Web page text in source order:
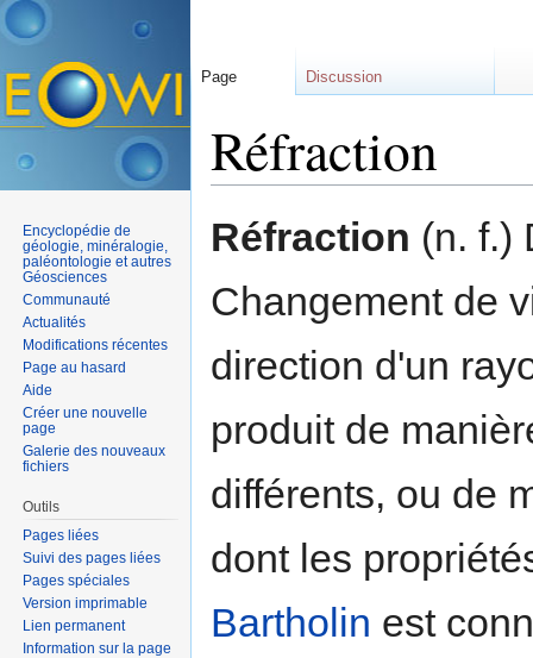
Réfraction
Réfraction (n. f.)
Changement de
direction d'un
produit de
différents, ou de
dont les
Bartholin est
Page Discussion
Encyclopédie de
géologie, minéralogie,
paléontologie et autres
Géosciences
Communauté
Actualités
Modifications récentes
Page au hasard
Aide
Créer une nouvelle
page
Galerie des nouveaux
fichiers
Outils
Pages liées
Suivi des pages liées
Pages spéciales
Version imprimable
Lien permanent
Information sur la page